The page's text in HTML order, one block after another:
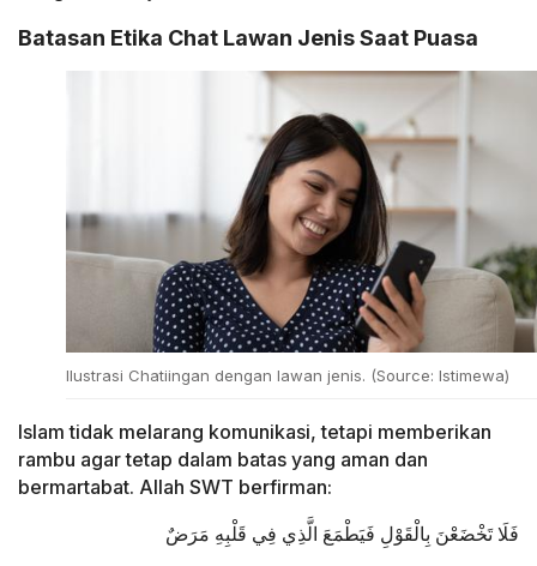
Batasan Etika Chat Lawan Jenis Saat Puasa
Ilustrasi Chatiingan dengan lawan jenis. (Source: Istimewa)
Islam tidak melarang komunikasi, tetapi memberikan
rambu agar tetap dalam batas yang aman dan
bermartabat. Allah SWT berfirman:
فَلَا تَخْضَعْنَ بِالْقَوْلِ فَيَطْمَعَ الَّذِي فِي قَلْبِهِ مَرَضٌ